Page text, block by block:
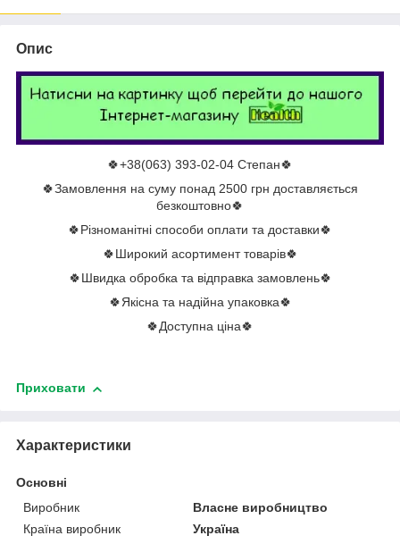
Опис
🍀+38(063) 393-02-04 Степан🍀
🍀Замовлення на суму понад 2500 грн доставляється
безкоштовно🍀
🍀Різноманітні способи оплати та доставки🍀
🍀Широкий асортимент товарів🍀
🍀Швидка обробка та відправка замовлень🍀
🍀Якісна та надійна упаковка🍀
🍀Доступна ціна🍀
Приховати
Характеристики
Основні
Виробник
Власне виробництво
Країна виробник
Україна